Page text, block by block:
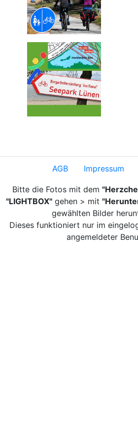
AGB Impressum
Bitte die Fotos mit dem
"LIGHTBOX" gehen > mit
gewählten Bilder
Dieses funktioniert nur im
angemeldeter